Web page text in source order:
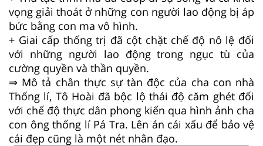
vọng giải thoát ở những con người lao động bị áp
bức bằng con ma vô hình.
+ Giai cấp thống trị đã cột chặt chế độ nô lệ đối
với những người lao động trong ngục tù của
cường quyền và thần quyền.
⇒ Mô tả chân thực sự tàn độc của cha con nhà
Thống lí, Tô Hoài đã bộc lộ thái độ căm ghét đối
với chế độ thực dân phong kiến qua hình ảnh cha
con ông thống lí Pá Tra. Lên án cái xấu để bảo vệ
cái đẹp cũng là một nét nhân đạo.